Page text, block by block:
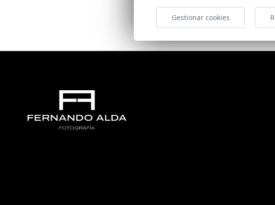
Gestionar cookies